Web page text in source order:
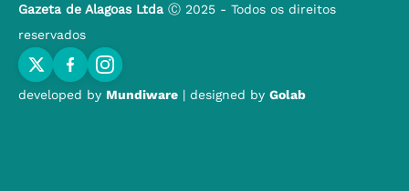
Gazeta de Alagoas Ltda Ⓒ 2025 - Todos os direitos
reservados
developed by Mundiware | designed by Golab